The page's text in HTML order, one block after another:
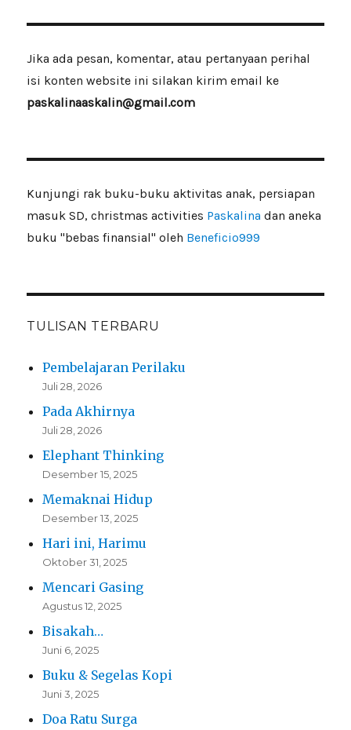
Jika ada pesan, komentar, atau pertanyaan perihal
isi konten website ini silakan kirim email ke
paskalinaaskalin@gmail.com
Kunjungi rak buku-buku aktivitas anak, persiapan
masuk SD, christmas activities Paskalinadan aneka
buku "bebas finansial" oleh Beneficio999
TULISAN TERBARU
Pembelajaran Perilaku
Juli 28, 2026
Pada Akhirnya
Juli 28, 2026
Elephant Thinking
Desember 15, 2025
Memaknai Hidup
Desember 13, 2025
Hari ini, Harimu
Oktober 31, 2025
Mencari Gasing
Agustus 12, 2025
Bisakah…
Juni 6, 2025
Buku & Segelas Kopi
Juni 3, 2025
Doa Ratu Surga